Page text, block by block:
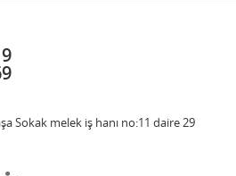
Sokak melek iş hanı no:11 daire 29